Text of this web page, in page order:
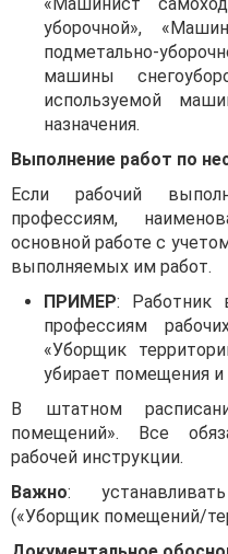
уборочной»,
подметально-
машины
используемой
назначения.
Выполнение работ по
Если рабочий
профессиям,
основной работе с
выполняемых им работ.
ПРИМЕР: Работник
профессиям
«Уборщик
убирает помещения
В штатном
помещений». Все
рабочей инструкции.
Важно:
(«Уборщик помещений/